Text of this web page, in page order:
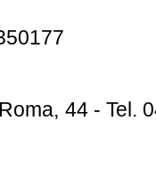
44 - Tel.